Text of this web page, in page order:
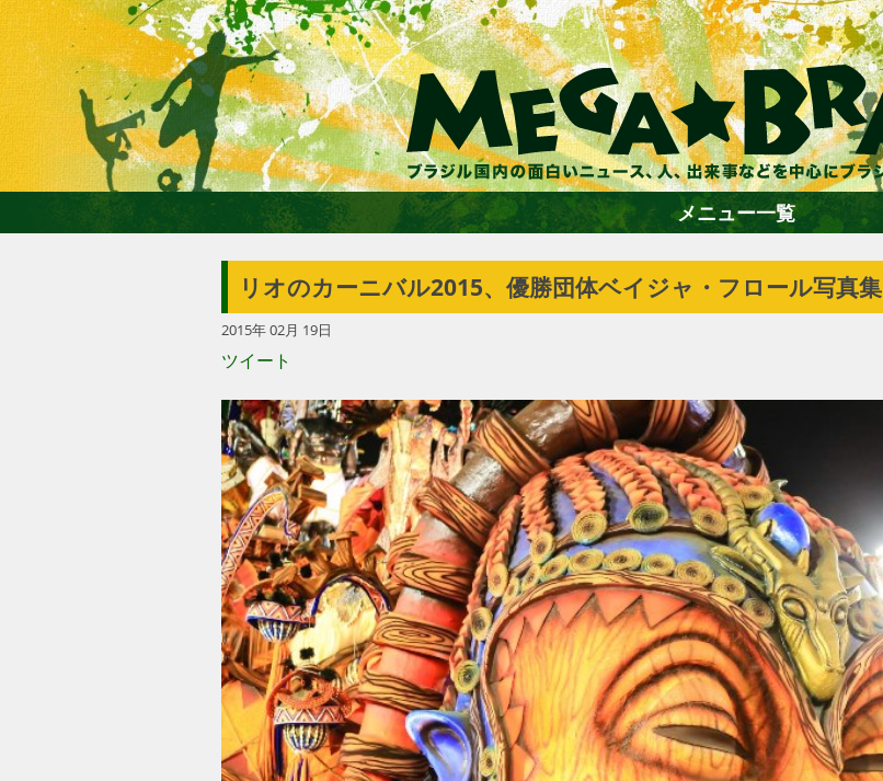
ホーム
エンターテイメント
グルメ
トラベル
サッカー
PEOPLE
ビジネス
メニュー一覧
リオのカーニバル2015、優勝団体ベイジャ・フロール写真集
2015年 02月 19日
ツイート